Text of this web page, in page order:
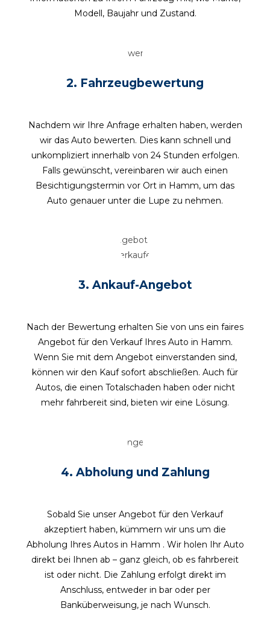
Modell, Baujahr und Zustand.
2. Fahrzeugbewertung
Nachdem wir Ihre Anfrage erhalten haben, werden
wir das Auto bewerten. Dies kann schnell und
unkompliziert innerhalb von 24 Stunden erfolgen.
Falls gewünscht, vereinbaren wir auch einen
Besichtigungstermin vor Ort in Hamm, um das
Auto genauer unter die Lupe zu nehmen.
3. Ankauf-Angebot
Nach der Bewertung erhalten Sie von uns ein faires
Angebot für den Verkauf Ihres Auto in Hamm.
Wenn Sie mit dem Angebot einverstanden sind,
können wir den Kauf sofort abschließen. Auch für
Autos, die einen Totalschaden haben oder nicht
mehr fahrbereit sind, bieten wir eine Lösung.
4. Abholung und Zahlung
Sobald Sie unser Angebot für den Verkauf
akzeptiert haben, kümmern wir uns um die
Abholung Ihres Autos in Hamm . Wir holen Ihr Auto
direkt bei Ihnen ab – ganz gleich, ob es fahrbereit
ist oder nicht. Die Zahlung erfolgt direkt im
Anschluss, entweder in bar oder per
Banküberweisung, je nach Wunsch.